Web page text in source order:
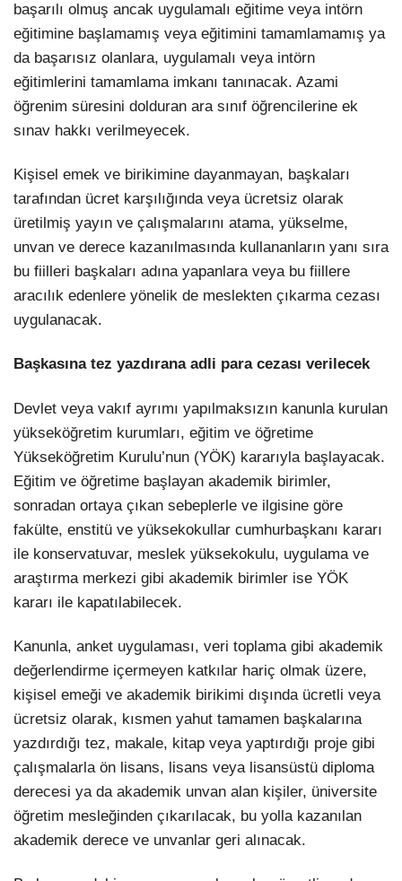
başarılı olmuş ancak uygulamalı eğitime veya intörn
eğitimine başlamamış veya eğitimini tamamlamamış ya
da başarısız olanlara, uygulamalı veya intörn
eğitimlerini tamamlama imkanı tanınacak. Azami
öğrenim süresini dolduran ara sınıf öğrencilerine ek
sınav hakkı verilmeyecek.
Kişisel emek ve birikimine dayanmayan, başkaları
tarafından ücret karşılığında veya ücretsiz olarak
üretilmiş yayın ve çalışmalarını atama, yükselme,
unvan ve derece kazanılmasında kullananların yanı sıra
bu fiilleri başkaları adına yapanlara veya bu fiillere
aracılık edenlere yönelik de meslekten çıkarma cezası
uygulanacak.
Başkasına tez yazdırana adli para cezası verilecek
Devlet veya vakıf ayrımı yapılmaksızın kanunla kurulan
yükseköğretim kurumları, eğitim ve öğretime
Yükseköğretim Kurulu’nun (YÖK) kararıyla başlayacak.
Eğitim ve öğretime başlayan akademik birimler,
sonradan ortaya çıkan sebeplerle ve ilgisine göre
fakülte, enstitü ve yüksekokullar cumhurbaşkanı kararı
ile konservatuvar, meslek yüksekokulu, uygulama ve
araştırma merkezi gibi akademik birimler ise YÖK
kararı ile kapatılabilecek.
Kanunla, anket uygulaması, veri toplama gibi akademik
değerlendirme içermeyen katkılar hariç olmak üzere,
kişisel emeği ve akademik birikimi dışında ücretli veya
ücretsiz olarak, kısmen yahut tamamen başkalarına
yazdırdığı tez, makale, kitap veya yaptırdığı proje gibi
çalışmalarla ön lisans, lisans veya lisansüstü diploma
derecesi ya da akademik unvan alan kişiler, üniversite
öğretim mesleğinden çıkarılacak, bu yolla kazanılan
akademik derece ve unvanlar geri alınacak.